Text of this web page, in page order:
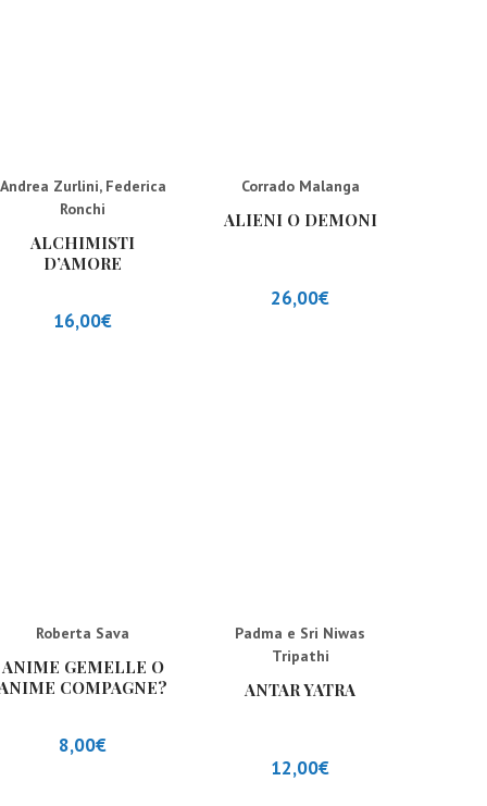
Andrea Zurlini, Federica
Ronchi
ALCHIMISTI
D’AMORE
16,00€
Corrado Malanga
ALIENI O DEMONI
26,00€
Roberta Sava
ANIME GEMELLE O
COMPAGNE?
8,00€
Padma e Sri Niwas
Tripathi
ANTAR YATRA
12,00€